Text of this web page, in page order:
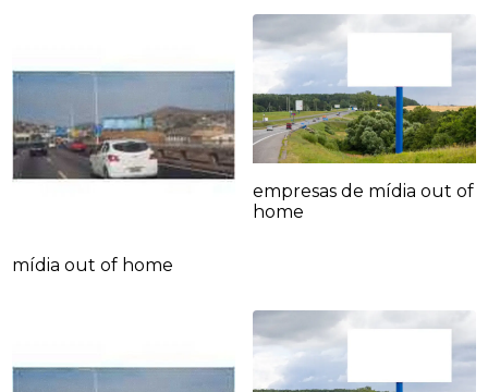
mídia out of home
empresas de mídia out of
home